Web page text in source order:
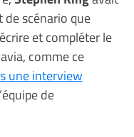
scénario que
et compléter le
comme ce
une interview
de